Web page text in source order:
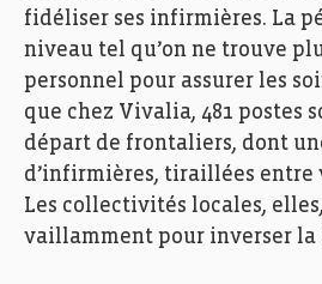
fidéliser ses infirmières. La
niveau tel qu’on ne trouve
personnel pour assurer les
que chez Vivalia, 481 postes
départ de frontaliers, dont
d’infirmières, tiraillées entre
Les collectivités locales,
vaillamment pour inverser la